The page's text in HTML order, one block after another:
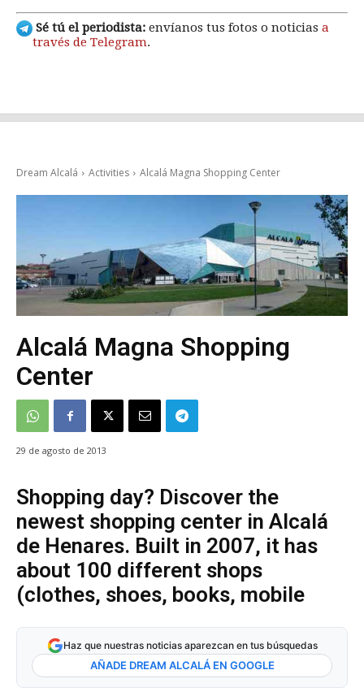
Sé tú el periodista: envíanos tus fotos o noticias a
través de Telegram.